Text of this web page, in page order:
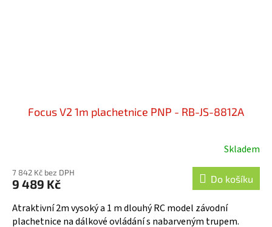
Focus V2 1m plachetnice PNP - RB-JS-8812A
Skladem
7 842 Kč bez DPH
9 489 Kč Do košíku
Atraktivní 2m vysoký a 1 m dlouhý RC model závodní
plachetnice na dálkové ovládání s nabarveným trupem.